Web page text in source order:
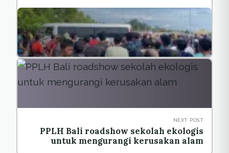
NEXT POST
PPLH Bali roadshow sekolah ekologis
untuk mengurangi kerusakan alam